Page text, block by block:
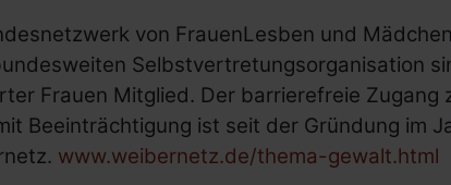
von FrauenLesben und
Selbstvertretungsorganisation
Frauen Mitglied. Der barrierefreie Zugang
Beeinträchtigung ist seit der Gründung im
www.weibernetz.de/thema-gewalt.html